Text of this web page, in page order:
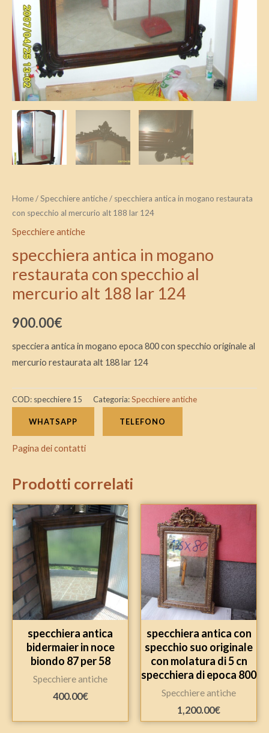
Home/Specchiere antiche/ specchiera antica in mogano restaurata
con specchio al mercurio alt 188 lar 124
Specchiere antiche
specchiera antica in mogano
restaurata con specchio al
mercurio alt 188 lar 124
900.00€
specciera antica in mogano epoca 800 con specchio originale al
mercurio restaurata alt 188 lar 124
COD: specchiere 15 Categoria:Specchiere antiche
WHATSAPP TELEFONO
Pagina dei contatti
Prodotti correlati
specchiera antica
bidermaier in noce
biondo 87 per 58
Specchiere antiche
400.00€
specchiera antica con
specchio suo originale
con molatura di 5 cn
specchiera di epoca 800
Specchiere antiche
1,200.00€